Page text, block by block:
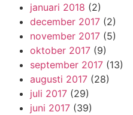
januari 2018 (2)
december 2017 (2)
november 2017 (5)
oktober 2017 (9)
september 2017 (13)
augusti 2017 (28)
juli 2017 (29)
juni 2017 (39)